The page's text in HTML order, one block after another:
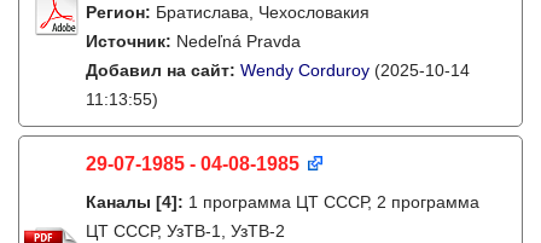
Регион: Братислава, Чехословакия
Источник: Nedeľná Pravda
Добавил на сайт: Wendy Corduroy (2025-10-14
11:13:55)
29-07-1985 - 04-08-1985
Каналы [4]: 1 программа ЦТ СССР, 2 программа
ЦТ СССР, УзТВ-1, УзТВ-2